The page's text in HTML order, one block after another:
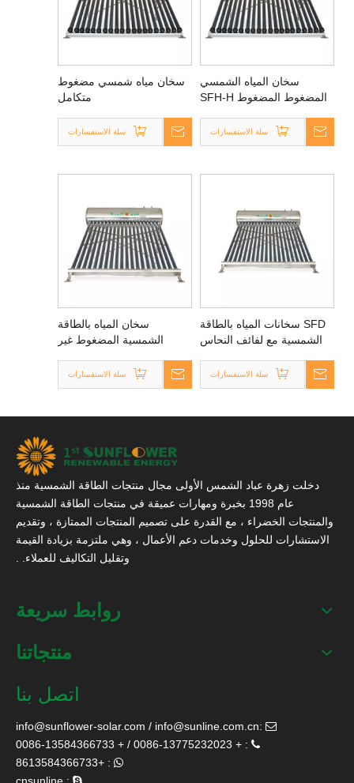
سخان المياه الشمسي
المضغوط المضغوط SFH-H
سلة الاستفسارات
سخان مياه شمسي مضغوط
متكامل
سلة الاستفسارات
SFD سخانات المياه بالطاقة
الشمسية مع لفائف النحاس
سلة الاستفسارات
سخان المياه بالطاقة
الشمسية المضغوط غير
سلة الاستفسارات
دخلت زهرة عباد الشمس الأولى مجال منتجات الطاقة الشمسية منذ
عام 1998 بخبرة ومهارات عميقة في منتجات الطاقة الشمسية
والمنتجات الخضراء ، مع القدرة على تصميم المنتجات الممتازة ، وتقديم
الاستشارات للحلول وخدمات دعم الأعمال ، وهي ملتزمة بزيادة القيمة
وتقليل التكاليف للعملاء. .
روابط سريعة
منتجاتنا
اتصل بنا

:
info@sunflower-solar.com / info@sunline.com.cn

: + 0086-13775232023 / + 0086-13584366733

: +8613584366733

: cnsunline